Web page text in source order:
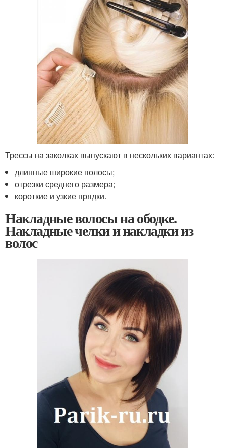
Трессы на заколках выпускают в нескольких вариантах:
длинные широкие полосы;
отрезки среднего размера;
короткие и узкие прядки.
Накладные волосы на ободке.
Накладные челки и накладки из
волос